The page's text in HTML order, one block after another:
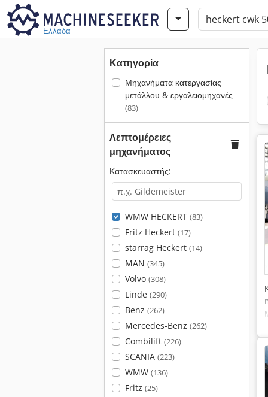
Ελλάδα
Κατηγορία
Μηχανήματα κατεργασίας
μετάλλου & εργαλειομηχανές
(83)
Λεπτομέρειες
μηχανήματος
Κατασκευαστής:
WMW HECKERT (83)
Fritz Heckert (17)
starrag Heckert (14)
MAN (345)
Volvo (308)
Linde (290)
Benz (262)
Mercedes-Benz (262)
Combilift (226)
SCANIA (223)
WMW (136)
Fritz (25)